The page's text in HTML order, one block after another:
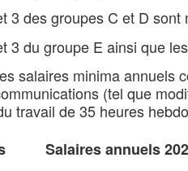
3 des groupes C et D sont
3 du groupe E ainsi que
salaires minima annuels
(tel que
travail de 35 heures
Salaires annuels